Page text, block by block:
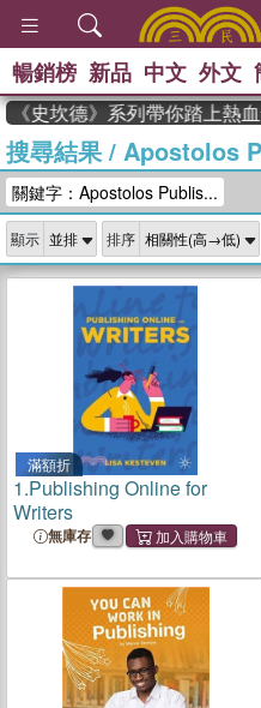
熱
、
獎
登
偉
暢銷榜 新品 中文 外文
》系列帶你踏上熱血奇幻
搜尋結果/ Apostolos
關鍵字：Apostolos Publis...
顯示 排序
滿額折
1.Publishing Online for
Writers
無庫存